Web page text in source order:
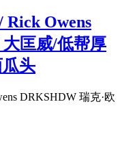
Rick Owens
匡威/低帮厚
头
DRKSHDW 瑞克·欧